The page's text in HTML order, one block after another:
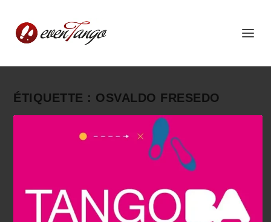
ÉTIQUETTE : OSVALDO FRESEDO